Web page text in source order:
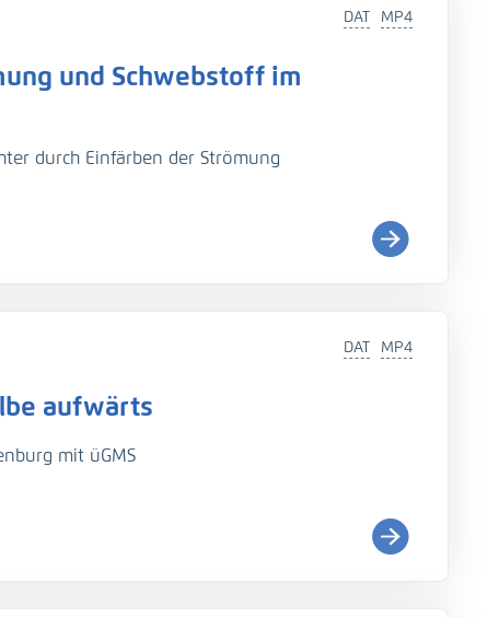
German coastal waterways from 1998–2022.
MP4
DAT
und Schwebstoff im
durch Einfärben der Strömung
MP4
DAT
aufwärts
mit üGMS